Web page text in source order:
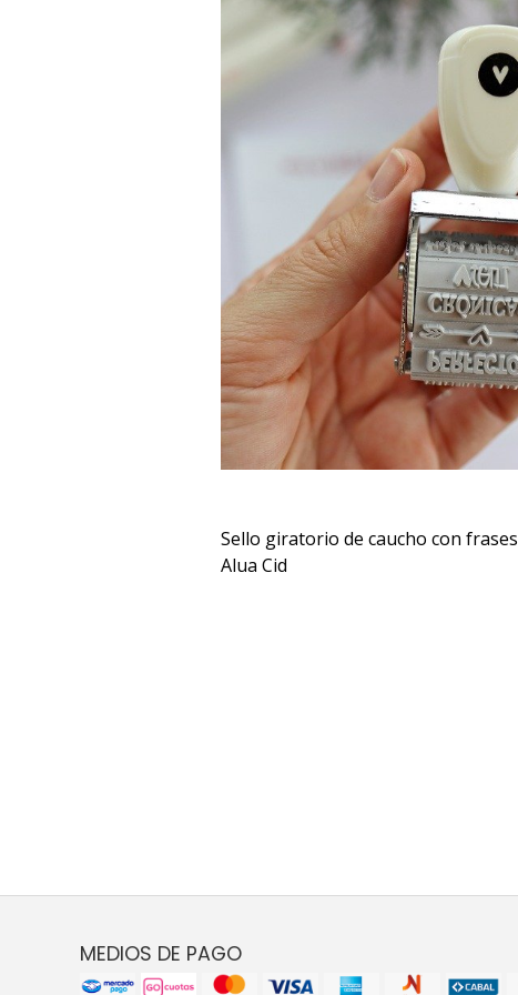
Sello giratorio de caucho con frases
Alua Cid
MEDIOS DE PAGO